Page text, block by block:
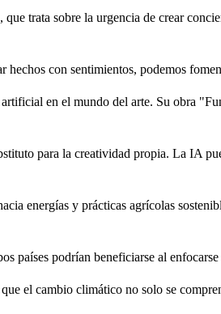
trata sobre la urgencia de crear
con sentimientos, podemos
en el mundo del arte. Su obra
para la creatividad propia. La IA
energías y prácticas agrícolas
países podrían beneficiarse al
el cambio climático no solo se